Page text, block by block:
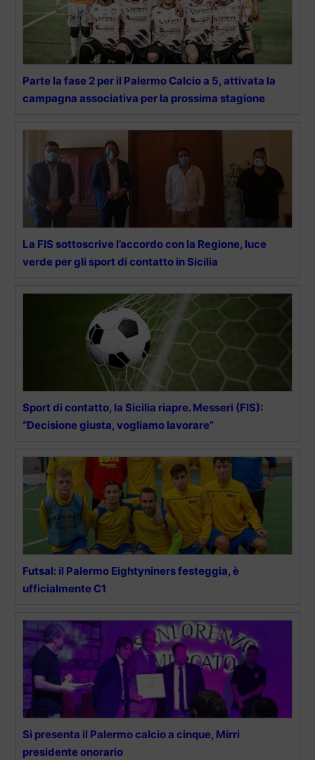
Parte la fase 2 per il Palermo Calcio a 5, attivata la
campagna associativa per la prossima stagione
La FIS sottoscrive l’accordo con la Regione, luce
verde per gli sport di contatto in Sicilia
Sport di contatto, la Sicilia riapre. Messeri (FIS):
“Decisione giusta, vogliamo lavorare”
Futsal: il Palermo Eightyniners festeggia, è
ufficialmente C1
Si presenta il Palermo calcio a cinque, Mirri
presidente onorario